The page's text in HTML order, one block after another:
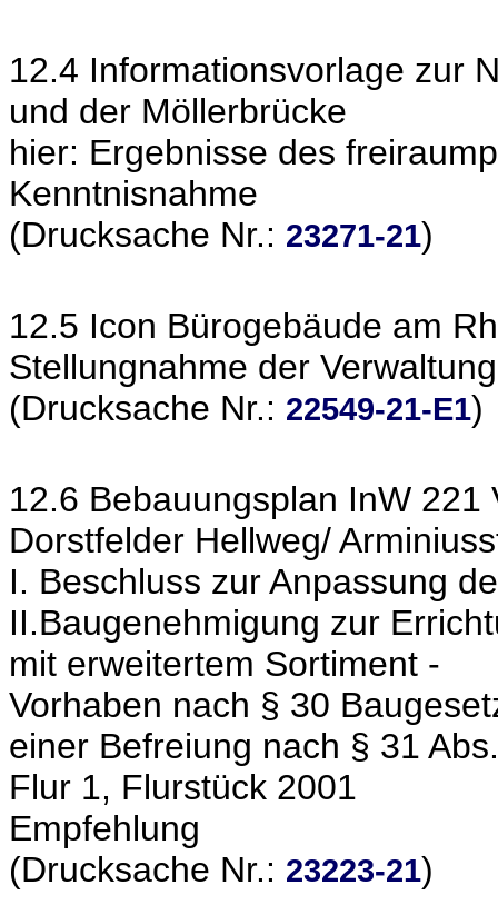
12.4 Informationsvorlage zur
und der Möllerbrücke
hier: Ergebnisse des
Kenntnisnahme
(Drucksache Nr.: 23271-21)
12.5 Icon Bürogebäude am
Stellungnahme der Verwaltung
(Drucksache Nr.: 22549-21-E1)
12.6 Bebauungsplan InW
Dorstfelder Hellweg/
I. Beschluss zur Anpassung
II.Baugenehmigung zur
mit erweitertem Sortiment -
Vorhaben nach § 30
einer Befreiung nach § 31
Flur 1, Flurstück 2001
Empfehlung
(Drucksache Nr.: 23223-21)